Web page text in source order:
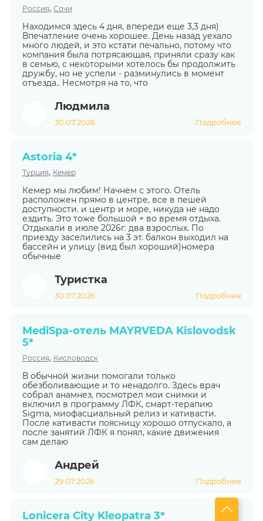
Россия, Сочи
Находимся здесь 4 дня, впереди еще 3,3 дня)
Впечатление очень хорошее. День назад уехало
много людей, и это кстати печально, потому что
компания была потрясающая, приняли сразу как
в семью, с некоторыми хотелось бы продолжить
дружбу, но не успели - разминулись в момент
отъезда.. Несмотря на то, что
Людмила
30.07.2026 Подробнее
Astoria 4*
Турция, Кемер
Кемер мы любим! Начнем с этого. Отель
расположен прямо в центре, все в пешей
доступности. и центр и море, никуда не надо
ездить. Это тоже большой + во время отдыха.
Отдыхали в июле 2026г. два взрослых. По
приезду заселились на 3 эт. балкон выходил на
бассейн и улицу (вид был хороший)номера
обычные
Туристка
30.07.2026 Подробнее
MediSpa-отель MAYRVEDA Kislovodsk
5*
Россия, Кисловодск
В обычной жизни помогали только
обезболивающие и то ненадолго. Здесь врач
собрал анамнез, посмотрел мои снимки и
включил в программу ЛФК, смарт-терапию
Sigma, миофасциальный релиз и кативасти.
После кативасти поясницу хорошо отпускало, а
после занятий ЛФК я понял, какие движения
сам делаю
Андрей
29.07.2026 Подробнее
Lonicera City Kleopatra 3*